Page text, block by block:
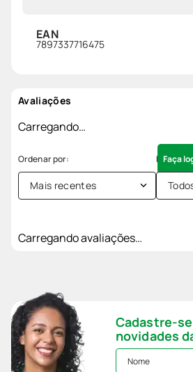
EAN
7897337716475
Avaliações
Carregando…
Faça
Mais recentes
Carregando avaliações…
Cadastre-
novidades